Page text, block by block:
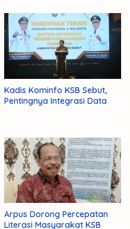
Kadis Kominfo KSB Sebut,
Pentingnya Integrasi Data
Arpus Dorong Percepatan
Literasi Masyarakat KSB